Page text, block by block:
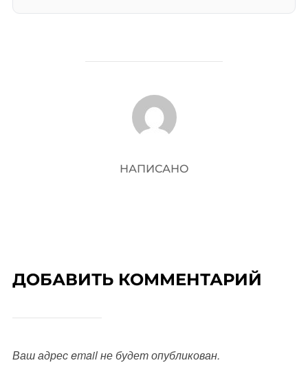
АВТОР ЗАПИСИ
НАПИСАНО
ДОБАВИТЬ КОММЕНТАРИЙ
Ваш адрес email не будет опубликован.